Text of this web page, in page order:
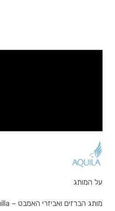
על המותג